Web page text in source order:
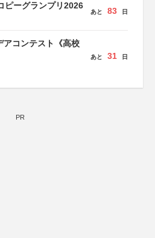
ピーグランプリ2026
あと 83 日
アコンテスト《高校
あと 31 日
PR